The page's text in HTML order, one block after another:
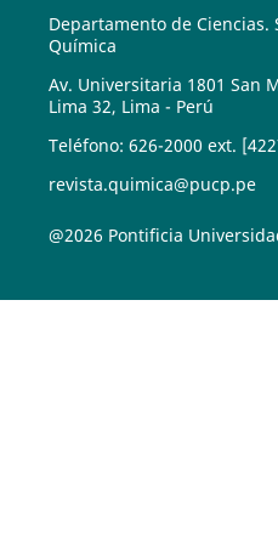
Departamento de Ciencias.
Química
Av. Universitaria 1801 San
Lima 32, Lima - Perú
Teléfono: 626-2000 ext.
revista.quimica@pucp.pe
@2026 Pontificia